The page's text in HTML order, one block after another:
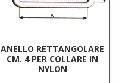
ANELLO RETTANGOLARE
CM. 4 PER COLLARE IN
NYLON